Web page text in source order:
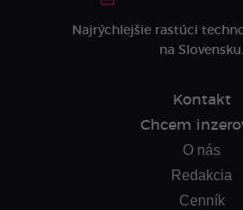
Najrýchlejšie rastúci
na Slovensku.
Kontakt
Chcem
O nás
Redakcia
Cenník